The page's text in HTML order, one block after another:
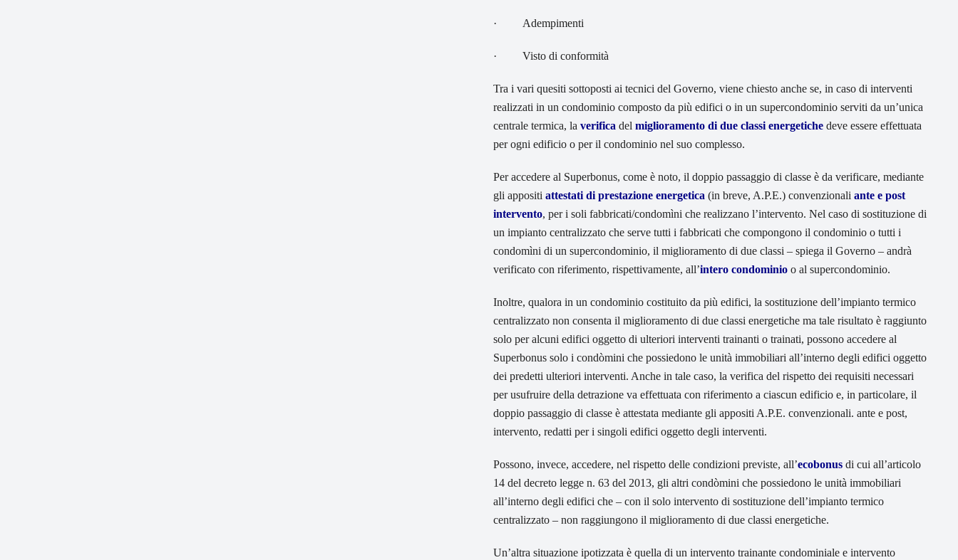
· Adempimenti
· Visto di conformità
Tra i vari quesiti sottoposti ai tecnici del Governo, viene chiesto anche se, in caso di interventi
realizzati in un condominio composto da più edifici o in un supercondominio serviti da un’unica
centrale termica, la verifica del miglioramento di due classi energetiche deve essere effettuata
per ogni edificio o per il condominio nel suo complesso.
Per accedere al Superbonus, come è noto, il doppio passaggio di classe è da verificare, mediante
gli appositi attestati di prestazione energetica (in breve, A.P.E.) convenzionali ante e post
intervento, per i soli fabbricati/condomìni che realizzano l’intervento. Nel caso di sostituzione di
un impianto centralizzato che serve tutti i fabbricati che compongono il condominio o tutti i
condomìni di un supercondominio, il miglioramento di due classi – spiega il Governo – andrà
verificato con riferimento, rispettivamente, all’intero condominio o al supercondominio.
Inoltre, qualora in un condominio costituito da più edifici, la sostituzione dell’impianto termico
centralizzato non consenta il miglioramento di due classi energetiche ma tale risultato è raggiunto
solo per alcuni edifici oggetto di ulteriori interventi trainanti o trainati, possono accedere al
Superbonus solo i condòmini che possiedono le unità immobiliari all’interno degli edifici oggetto
dei predetti ulteriori interventi. Anche in tale caso, la verifica del rispetto dei requisiti necessari
per usufruire della detrazione va effettuata con riferimento a ciascun edificio e, in particolare, il
doppio passaggio di classe è attestata mediante gli appositi A.P.E. convenzionali. ante e post,
intervento, redatti per i singoli edifici oggetto degli interventi.
Possono, invece, accedere, nel rispetto delle condizioni previste, all’ecobonus di cui all’articolo
14 del decreto legge n. 63 del 2013, gli altri condòmini che possiedono le unità immobiliari
all’interno degli edifici che – con il solo intervento di sostituzione dell’impianto termico
centralizzato – non raggiungono il miglioramento di due classi energetiche.
Un’altra situazione ipotizzata è quella di un intervento trainante condominiale e intervento